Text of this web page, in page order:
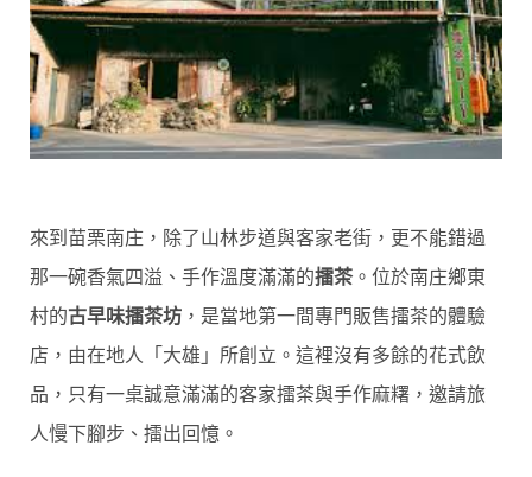
來到苗栗南庄，除了山林步道與客家老街，更不能錯過
那一碗香氣四溢、手作溫度滿滿的擂茶 。位於南庄鄉東
村的古早味擂茶坊 ，是當地第一間專門販售擂茶的體驗
店，由在地人「大雄」所創立。這裡沒有多餘的花式飲
品，只有一桌誠意滿滿的客家擂茶與手作麻糬，邀請旅
人慢下腳步、擂出回憶。